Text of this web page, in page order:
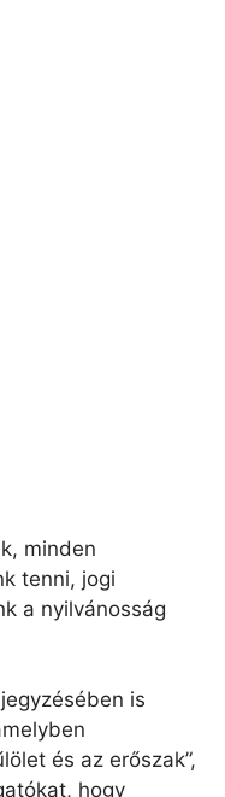
minden
tenni, jogi
a nyilvánosság
is
és az erőszak”,
hogy